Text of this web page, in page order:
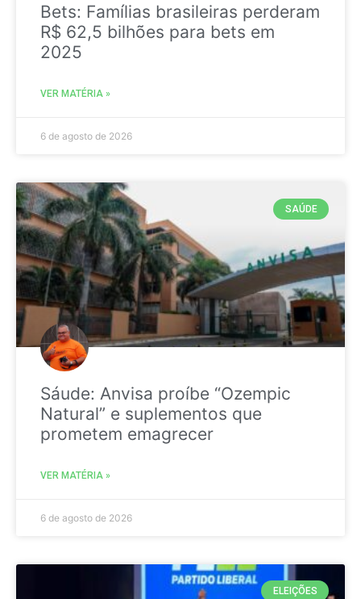
Bets: Famílias brasileiras perderam
R$ 62,5 bilhões para bets em
2025
VER MATÉRIA »
6 de agosto de 2026
SAÚDE
Sáude: Anvisa proíbe “Ozempic
Natural” e suplementos que
prometem emagrecer
VER MATÉRIA »
6 de agosto de 2026
ELEIÇÕES